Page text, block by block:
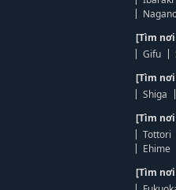
[Tìm
Gifu
[Tìm
Shiga
[Tìm
Tottori
Ehime
[Tìm